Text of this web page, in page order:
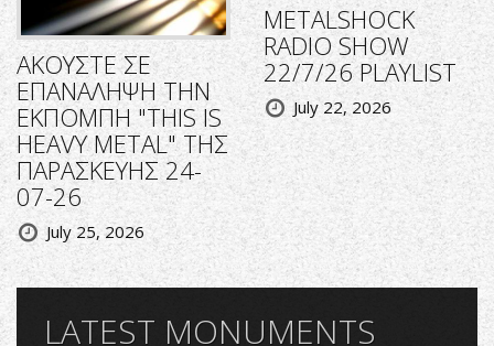
ΑΚΟΥΣΤΕ ΣΕ
ΕΠΑΝΑΛΗΨΗ ΤΗΝ
ΕΚΠΟΜΠΗ "THIS IS
HEAVY METAL" ΤΗΣ
ΠΑΡΑΣΚΕΥΗΣ 24-
07-26
July 25, 2026
METALSHOCK
RADIO SHOW
22/7/26 PLAYLIST
July 22, 2026
LATEST MONUMENTS